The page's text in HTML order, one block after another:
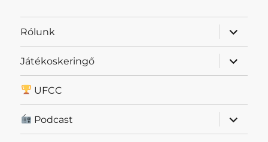
Rólunk
almenü
Játékoskeringő
almenü
UFCC
Podcast
almenü